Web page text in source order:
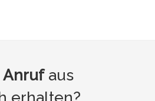
Anrufaus
erhalten?